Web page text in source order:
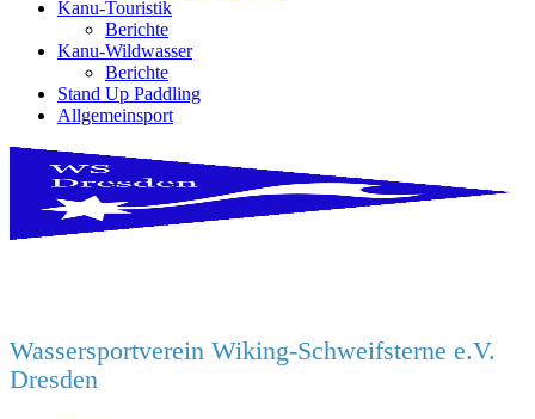
Kanu-Touristik
Berichte
Kanu-Wildwasser
Berichte
Stand Up Paddling
Allgemeinsport
Wassersportverein Wiking-Schweifsterne e.V.
Dresden